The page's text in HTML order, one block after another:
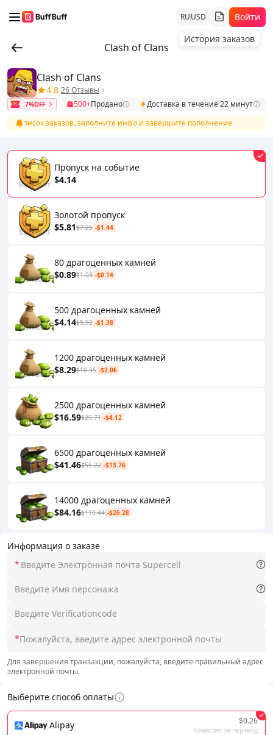
RUUSD
История заказов
Войти
Clash of Clans
Информация о заказе
*
*
Для завершения транзакции, пожалуйста, введите правильный адрес
электронной почты.
Выберите способ оплаты
Alipay $0.26
Комиссия за перевод
Clash of Clans
4.8 26 Отзывы
7%OFF 500+Продано
Доставка в течение 22 минут
в список заказов, заполните инфо и завершите пополнение
Пропуск на событие
$4.14
Золотой пропуск
$5.81$7.25 -$1.44
80 драгоценных камней
$0.89$1.03 -$0.14
500 драгоценных камней
$4.14$5.52 -$1.38
1200 драгоценных камней
$8.29$10.35 -$2.06
2500 драгоценных камней
$16.59$20.71 -$4.12
6500 драгоценных камней
$41.46$55.22 -$13.76
14000 драгоценных камней
$84.16$110.44 -$26.28